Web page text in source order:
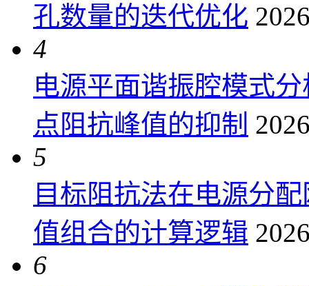
孔数量的迭代优化
4
电源平面谐振腔模式
点阻抗峰值的抑制
5
目标阻抗法在电源分
值组合的计算逻辑
6